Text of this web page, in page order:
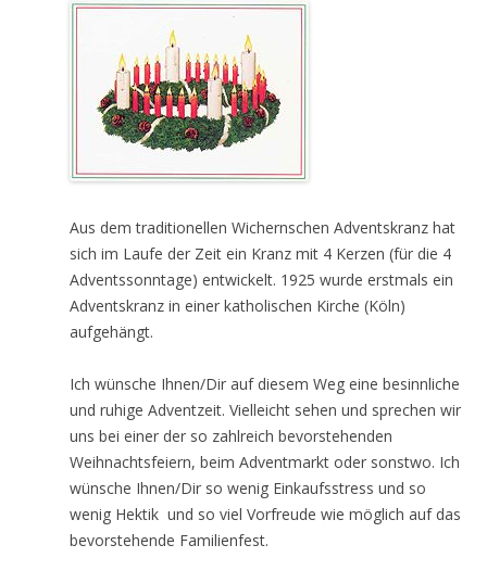
Aus dem traditionellen Wichernschen Adventskranz hat
sich im Laufe der Zeit ein Kranz mit 4 Kerzen (für die 4
Adventssonntage) entwickelt. 1925 wurde erstmals ein
Adventskranz in einer katholischen Kirche (Köln)
aufgehängt.
Ich wünsche Ihnen/Dir auf diesem Weg eine besinnliche
und ruhige Adventzeit. Vielleicht sehen und sprechen wir
uns bei einer der so zahlreich bevorstehenden
Weihnachtsfeiern, beim Adventmarkt oder sonstwo. Ich
wünsche Ihnen/Dir so wenig Einkaufsstress und so
wenig Hektik und so viel Vorfreude wie möglich auf das
bevorstehende Familienfest.